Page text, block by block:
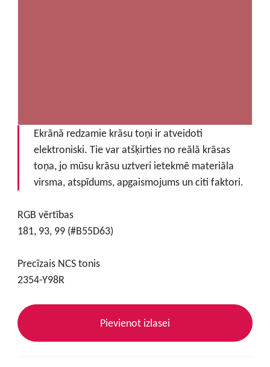
Ekrānā redzamie krāsu toņi ir atveidoti
elektroniski. Tie var atšķirties no reālā krāsas
toņa, jo mūsu krāsu uztveri ietekmē materiāla
virsma, atspīdums, apgaismojums un citi faktori.
RGB vērtības
181, 93, 99 (#B55D63)
Precīzais NCS tonis
2354-Y98R
Pievienot izlasei